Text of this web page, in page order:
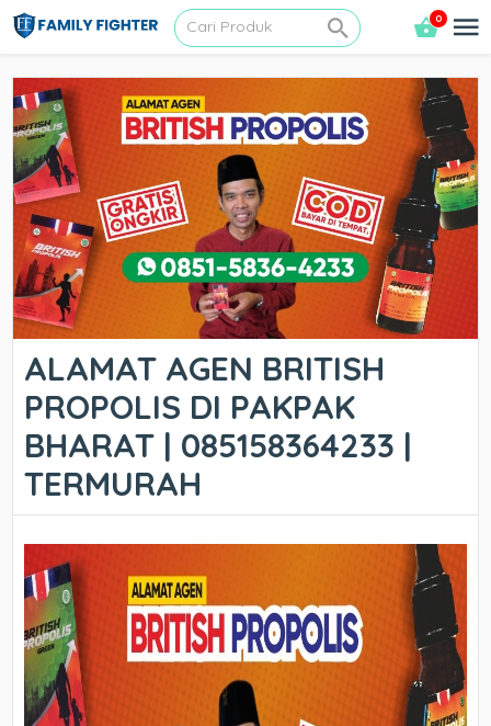
0
ALAMAT AGEN BRITISH
PROPOLIS DI PAKPAK
BHARAT | 085158364233 |
TERMURAH